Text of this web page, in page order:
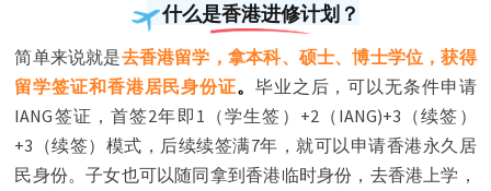
什么是香港进修计划？
简单来说就是去香港留学，拿本科、硕士、博士学位，获得
留学签证和香港居民身份证。 毕业之后，可以无条件申请
IANG签证，首签2年即1（学生签）+2（IANG)+3（续签）
+3（续签）模式，后续续签满7年，就可以申请香港永久居
民身份。子女也可以随同拿到香港临时身份，去香港上学，